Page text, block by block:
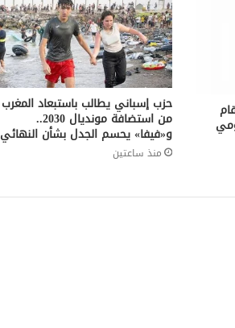
حزب إسباني يطالب باستبعاد المغرب
من استضافة مونديال 2030..
و«فيفا» يحسم الجدل بشأن النهائي
منذ ساعتين